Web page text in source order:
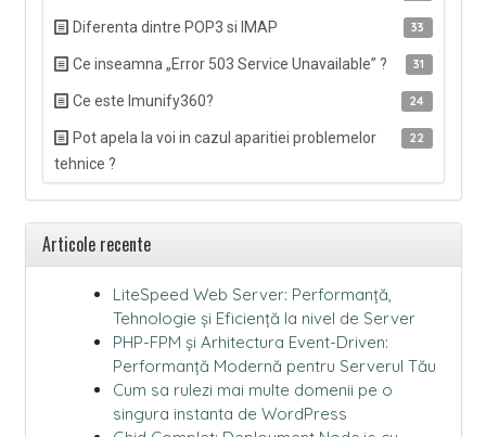
33
Diferenta dintre POP3 si IMAP
31
Ce inseamna „Error 503 Service Unavailable” ?
24
Ce este Imunify360?
22
Pot apela la voi in cazul aparitiei problemelor
tehnice ?
Articole recente
LiteSpeed Web Server: Performanță,
Tehnologie și Eficiență la nivel de Server
PHP-FPM și Arhitectura Event-Driven:
Performanță Modernă pentru Serverul Tău
Cum sa rulezi mai multe domenii pe o
singura instanta de WordPress